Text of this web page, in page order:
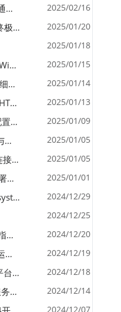
Nmap 参数大全：从入门到精通，掌握网络扫描的核心技巧 2025/02/16
掌握 Tmux：终端复用工具的终极指南 2025/01/20
2025/01/18
如何调整无线网卡功率并优化 Wifite 的功率设置 2025/01/15
Python开发Coze插件教程 - 详细步骤与注意事项 2025/01/14
如何使用 JavaScript 动态修改 HTML 中的权限文本 | 前端开发教程 2025/01/13
Cloudflare D1 本地开发环境配置指南 | CF Pages Local Development Guide 2025/01/09
Google Cloud Shell 保活技巧与配额时间查看方法 2025/01/05
解决 VS Code Remote - SSH 连接失败问题：从权限问题到成功启动 2025/01/05
如何解决 Cloudflare Pages 部署中的 API Token 权限问题 2025/01/01
在 Docker 容器中安装和使用 systemctl 的完整指南 2024/12/29
2024/12/25
小狼毫rime输入法安装与配置指南：从基础到高级自定义 2024/12/20
虚拟主机serv00-apache 设置运行目录 2024/12/19
【bolt】本地部署的全栈开发平台，支持本地及众多API，本地一键生成应用，部署教程 2024/12/18
Auto.js Pro 9.3.11 伪验证之服务器接口 Nginx 版 2024/12/14
2024/12/07
<
>